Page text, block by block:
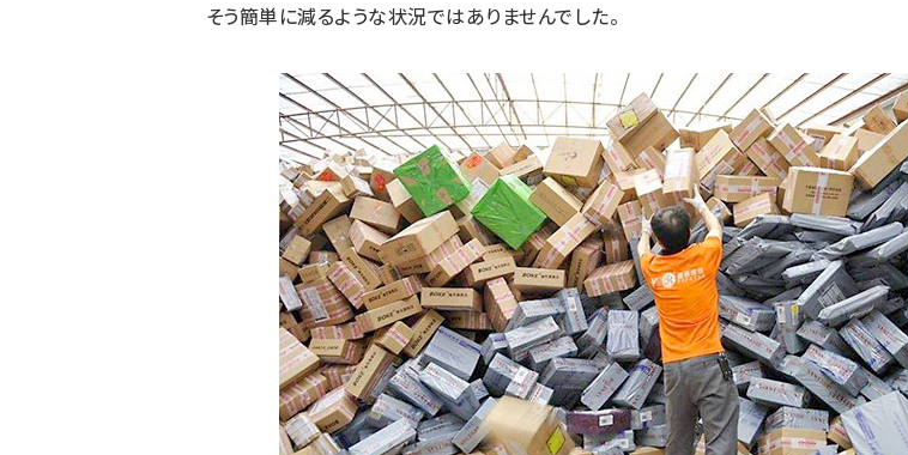
そう簡単に減るような状況ではありませんでした。